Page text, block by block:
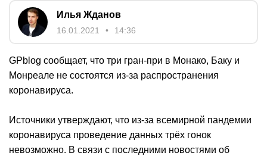
Илья Жданов
16.01.2021 14:36
GPblog сообщает, что три гран-при в Монако, Баку и
Монреале не состоятся из-за распространения
коронавируса.
Источники утверждают, что из-за всемирной пандемии
коронавируса проведение данных трёх гонок
невозможно. В связи с последними новостями об